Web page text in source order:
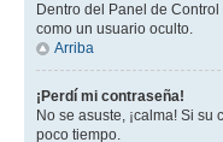
Dentro del Panel de
como un usuario oculto.
Arriba
¡Perdí mi contraseña!
No se asuste, ¡calma! Si
poco tiempo.